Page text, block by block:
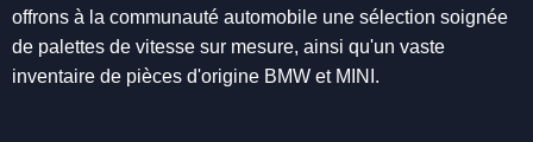
offrons à la communauté automobile une sélection soignée
de palettes de vitesse sur mesure, ainsi qu'un vaste
inventaire de pièces d'origine BMW et MINI.